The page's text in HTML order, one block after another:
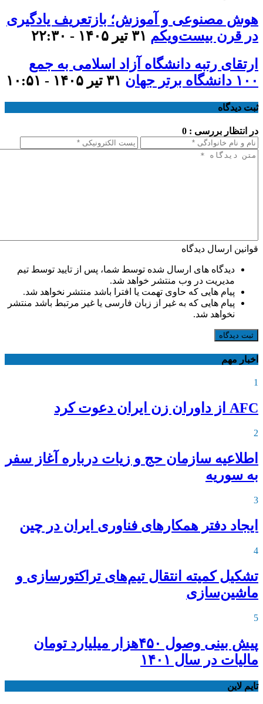
هوش مصنوعی و آموزش؛ بازتعریف یادگیری
در قرن بیست‌ویکم ۳۱ تیر ۱۴۰۵ - ۲۲:۳۰
ارتقای رتبه دانشگاه آزاد اسلامی به جمع
۱۰۰ دانشگاه برتر جهان
۳۱ تیر ۱۴۰۵ - ۱۰:۵۱
ثبت دیدگاه
در انتظار بررسی : 0
قوانین ارسال دیدگاه
دیدگاه های ارسال شده توسط شما، پس از تایید توسط تیم
مدیریت در وب منتشر خواهد شد.
پیام هایی که حاوی تهمت یا افترا باشد منتشر نخواهد شد.
پیام هایی که به غیر از زبان فارسی یا غیر مرتبط باشد منتشر
نخواهد شد.
ثبت دیدگاه
اخبار مهم
1
AFC از داوران زن ایران دعوت کرد
2
اطلاعیه‌ سازمان حج و زیات درباره آغاز سفر
به سوریه
3
ایجاد دفتر همکارهای فناوری ایران در چین
4
تشکیل کمیته انتقال تیم‌های تراکتورسازی و
ماشین‌سازی
5
پیش بینی وصول ۴۵۰هزار میلیارد تومان
مالیات در سال ۱۴۰۱
تایم لاین